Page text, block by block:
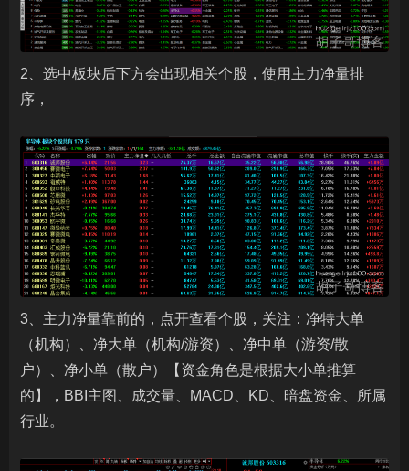
2、选中板块后下方会出现相关个股，使用主力净量排
序，
3、主力净量靠前的，点开查看个股，关注：净特大单
（机构）、净大单（机构/游资）、净中单（游资/散
户）、净小单（散户）【资金角色是根据大小单推算
的】，BBI主图、成交量、MACD、KD、暗盘资金、所属
行业。